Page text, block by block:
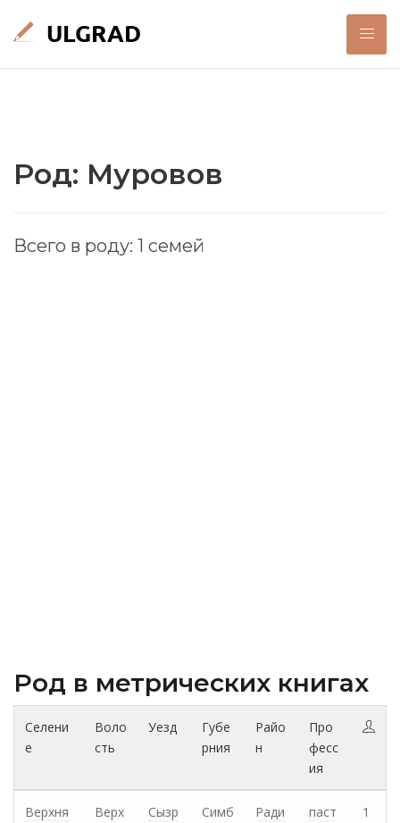
Род: Муровов
Всего в роду: 1 семей
Род в метрических книгах
Селени
е
Воло
сть
Уезд
Губе
рния
Райо
н
Про
фесс
ия
Верхня
Верх
Сызр
Симб
Ради
паст
1